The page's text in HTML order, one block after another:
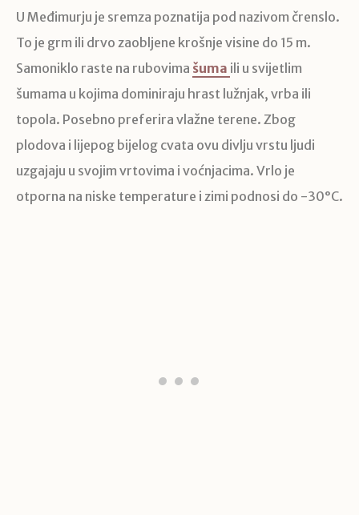
U Međimurju je sremza poznatija pod nazivom črenslo.
To je grm ili drvo zaobljene krošnje visine do 15 m.
Samoniklo raste na rubovima šuma ili u svijetlim
šumama u kojima dominiraju hrast lužnjak, vrba ili
topola. Posebno preferira vlažne terene. Zbog
plodova i lijepog bijelog cvata ovu divlju vrstu ljudi
uzgajaju u svojim vrtovima i voćnjacima. Vrlo je
otporna na niske temperature i zimi podnosi do -30°C.